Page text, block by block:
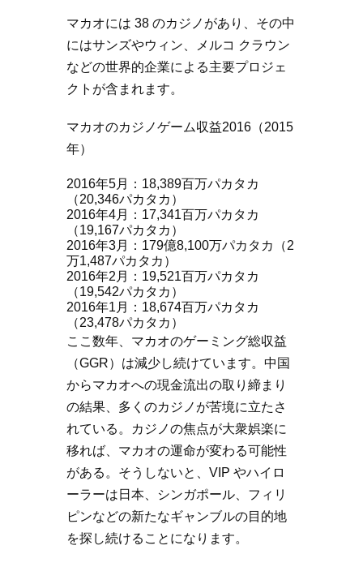
マカオには 38 のカジノがあり、その中
にはサンズやウィン、メルコ クラウン
などの世界的企業による主要プロジェ
クトが含まれます。
マカオのカジノゲーム収益2016（2015
年）
2016年5月：18,389百万パカタカ
（20,346パカタカ）
2016年4月：17,341百万パカタカ
（19,167パカタカ）
2016年3月：179億8,100万パカタカ（2
万1,487パカタカ）
2016年2月：19,521百万パカタカ
（19,542パカタカ）
2016年1月：18,674百万パカタカ
（23,478パカタカ）
ここ数年、マカオのゲーミング総収益
（GGR）は減少し続けています。中国
からマカオへの現金流出の取り締まり
の結果、多くのカジノが苦境に立たさ
れている。カジノの焦点が大衆娯楽に
移れば、マカオの運命が変わる可能性
がある。そうしないと、VIP やハイロ
ーラーは日本、シンガポール、フィリ
ピンなどの新たなギャンブルの目的地
を探し続けることになります。